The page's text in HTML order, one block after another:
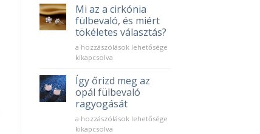
a
természetes
ékszerek
bejegyzéshez
Mi az a cirkónia
fülbevaló, és miért
tökéletes választás?
Mi
az
cirkónia
fülbevaló,
és
miért
tökéletes
választás?
a hozzászólások lehetősége
kikapcsolva
Így őrizd meg az
opál fülbevaló
ragyogását
Így
őrizd
a hozzászólások lehetősége
kikapcsolva